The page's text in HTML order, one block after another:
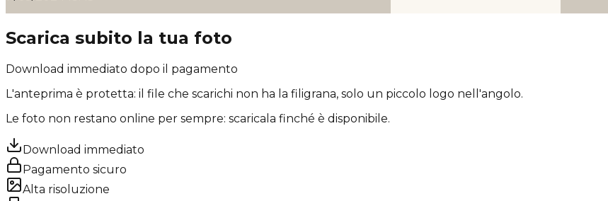
Scarica subito la tua foto
Download immediato dopo il pagamento
L'anteprima è protetta: il file che scarichi non ha la filigrana, solo un piccolo logo nell'angolo.
Le foto non restano online per sempre: scaricala finché è disponibile.
Download immediato
Pagamento sicuro
Alta risoluzione